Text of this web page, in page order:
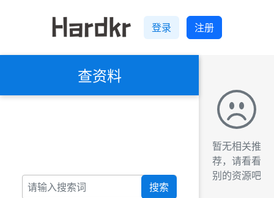
登录 注册
查资料
搜索
暂无相关推
荐，请看看
别的资源吧